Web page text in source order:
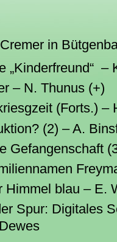
in
„Kinderfreund“ –
– N. Thunus (+)
(Forts.) –
(2) – A.
Gefangenschaft
Himmel blau – E.
Spur: Digitales